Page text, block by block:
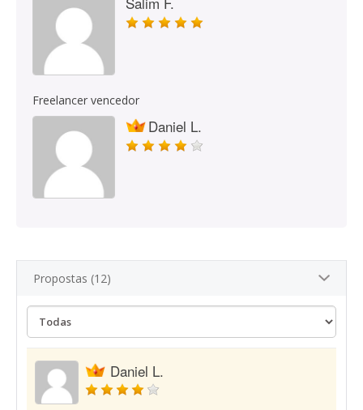
Freelancer vencedor
Daniel L.
Propostas (12)
Daniel L.